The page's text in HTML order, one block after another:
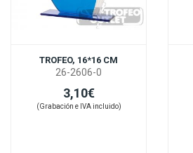
TROFEO, 16*16 CM
26-2606-0
3,10€
(Grabación e IVA incluido)